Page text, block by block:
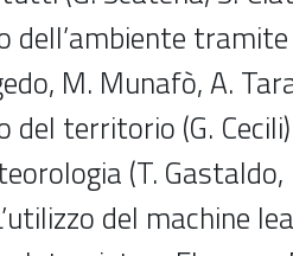
dell’ambiente
M. Munafò, A.
del territorio (G.
(T. Gastaldo,
del machine